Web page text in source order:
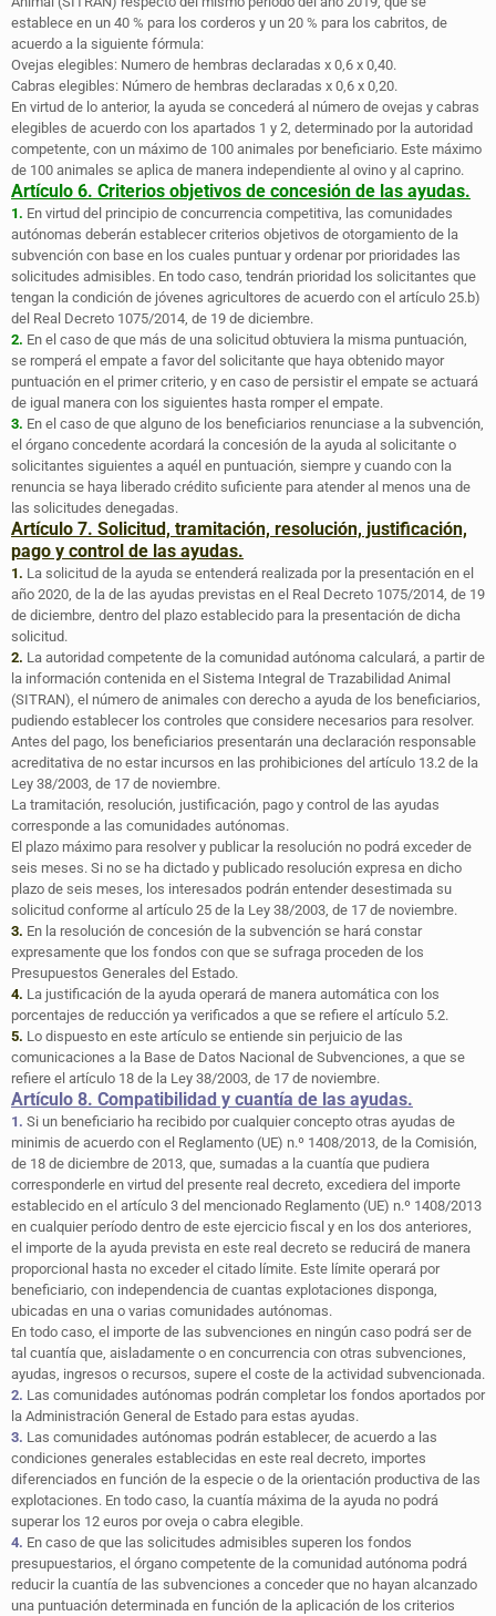
establece en un 40 % para los corderos y un 20 % para los cabritos, de
acuerdo a la siguiente fórmula:
Ovejas elegibles: Numero de hembras declaradas x 0,6 x 0,40.
Cabras elegibles: Número de hembras declaradas x 0,6 x 0,20.
En virtud de lo anterior, la ayuda se concederá al número de ovejas y cabras
elegibles de acuerdo con los apartados 1 y 2, determinado por la autoridad
competente, con un máximo de 100 animales por beneficiario. Este máximo
de 100 animales se aplica de manera independiente al ovino y al caprino.
Artículo 6. Criterios objetivos de concesión de las ayudas.
1. En virtud del principio de concurrencia competitiva, las comunidades
autónomas deberán establecer criterios objetivos de otorgamiento de la
subvención con base en los cuales puntuar y ordenar por prioridades las
solicitudes admisibles. En todo caso, tendrán prioridad los solicitantes que
tengan la condición de jóvenes agricultores de acuerdo con el artículo 25.b)
del Real Decreto 1075/2014, de 19 de diciembre.
2. En el caso de que más de una solicitud obtuviera la misma puntuación,
se romperá el empate a favor del solicitante que haya obtenido mayor
puntuación en el primer criterio, y en caso de persistir el empate se actuará
de igual manera con los siguientes hasta romper el empate.
3. En el caso de que alguno de los beneficiarios renunciase a la subvención,
el órgano concedente acordará la concesión de la ayuda al solicitante o
solicitantes siguientes a aquél en puntuación, siempre y cuando con la
renuncia se haya liberado crédito suficiente para atender al menos una de
las solicitudes denegadas.
Artículo 7. Solicitud, tramitación, resolución, justificación,
pago y control de las ayudas.
1. La solicitud de la ayuda se entenderá realizada por la presentación en el
año 2020, de la de las ayudas previstas en el Real Decreto 1075/2014, de 19
de diciembre, dentro del plazo establecido para la presentación de dicha
solicitud.
2. La autoridad competente de la comunidad autónoma calculará, a partir de
la información contenida en el Sistema Integral de Trazabilidad Animal
(SITRAN), el número de animales con derecho a ayuda de los beneficiarios,
pudiendo establecer los controles que considere necesarios para resolver.
Antes del pago, los beneficiarios presentarán una declaración responsable
acreditativa de no estar incursos en las prohibiciones del artículo 13.2 de la
Ley 38/2003, de 17 de noviembre.
La tramitación, resolución, justificación, pago y control de las ayudas
corresponde a las comunidades autónomas.
El plazo máximo para resolver y publicar la resolución no podrá exceder de
seis meses. Si no se ha dictado y publicado resolución expresa en dicho
plazo de seis meses, los interesados podrán entender desestimada su
solicitud conforme al artículo 25 de la Ley 38/2003, de 17 de noviembre.
3. En la resolución de concesión de la subvención se hará constar
expresamente que los fondos con que se sufraga proceden de los
Presupuestos Generales del Estado.
4. La justificación de la ayuda operará de manera automática con los
porcentajes de reducción ya verificados a que se refiere el artículo 5.2.
5. Lo dispuesto en este artículo se entiende sin perjuicio de las
comunicaciones a la Base de Datos Nacional de Subvenciones, a que se
refiere el artículo 18 de la Ley 38/2003, de 17 de noviembre.
Artículo 8. Compatibilidad y cuantía de las ayudas.
1. Si un beneficiario ha recibido por cualquier concepto otras ayudas de
minimis de acuerdo con el Reglamento (UE) n.º 1408/2013, de la Comisión,
de 18 de diciembre de 2013, que, sumadas a la cuantía que pudiera
corresponderle en virtud del presente real decreto, excediera del importe
establecido en el artículo 3 del mencionado Reglamento (UE) n.º 1408/2013
en cualquier período dentro de este ejercicio fiscal y en los dos anteriores,
el importe de la ayuda prevista en este real decreto se reducirá de manera
proporcional hasta no exceder el citado límite. Este límite operará por
beneficiario, con independencia de cuantas explotaciones disponga,
ubicadas en una o varias comunidades autónomas.
En todo caso, el importe de las subvenciones en ningún caso podrá ser de
tal cuantía que, aisladamente o en concurrencia con otras subvenciones,
ayudas, ingresos o recursos, supere el coste de la actividad subvencionada.
2. Las comunidades autónomas podrán completar los fondos aportados por
la Administración General de Estado para estas ayudas.
3. Las comunidades autónomas podrán establecer, de acuerdo a las
condiciones generales establecidas en este real decreto, importes
diferenciados en función de la especie o de la orientación productiva de las
explotaciones. En todo caso, la cuantía máxima de la ayuda no podrá
superar los 12 euros por oveja o cabra elegible.
4. En caso de que las solicitudes admisibles superen los fondos
presupuestarios, el órgano competente de la comunidad autónoma podrá
reducir la cuantía de las subvenciones a conceder que no hayan alcanzado
una puntuación determinada en función de la aplicación de los criterios